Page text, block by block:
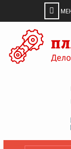
content